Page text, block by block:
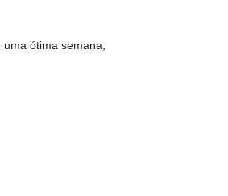
ótima semana,